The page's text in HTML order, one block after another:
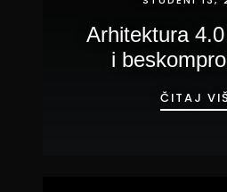
Arhitektura
i
ČITAJ